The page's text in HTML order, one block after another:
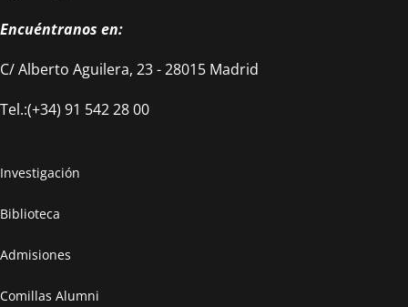
Encuéntranos en:
C/ Alberto Aguilera, 23 - 28015 Madrid
Tel.:(+34) 91 542 28 00
Investigación
Biblioteca
Admisiones
Comillas Alumni